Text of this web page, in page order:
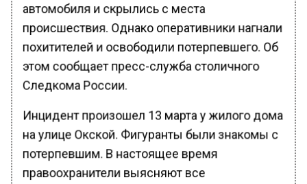
автомобиля и скрылись с места
происшествия. Однако оперативники нагнали
похитителей и освободили потерпевшего. Об
этом сообщает пресс-служба столичного
Следкома России.
Инцидент произошел 13 марта у жилого дома
на улице Окской. Фигуранты были знакомы с
потерпевшим. В настоящее время
правоохранители выясняют все